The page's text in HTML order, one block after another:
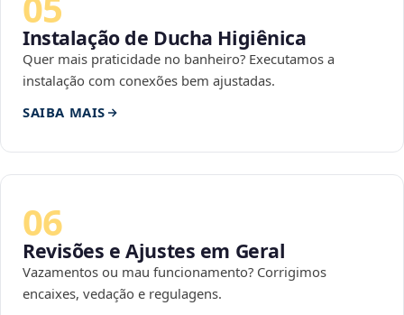
Instalação de Ducha Higiênica
Quer mais praticidade no banheiro? Executamos a
instalação com conexões bem ajustadas.
SAIBA MAIS
06
Revisões e Ajustes em Geral
Vazamentos ou mau funcionamento? Corrigimos
encaixes, vedação e regulagens.